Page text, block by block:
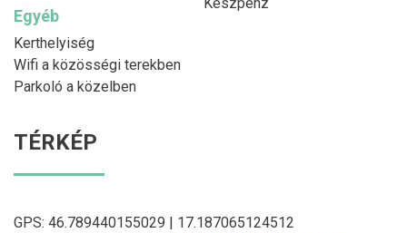
Készpénz
Egyéb
Kerthelyiség
Wifi a közösségi terekben
Parkoló a közelben
TÉRKÉP
GPS: 46.789440155029 | 17.187065124512